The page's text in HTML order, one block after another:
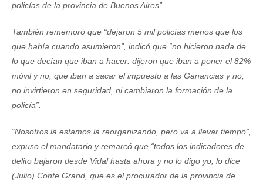
policías de la provincia de Buenos Aires”.
También rememoró que “dejaron 5 mil policías menos que los
que había cuando asumieron”, indicó que “no hicieron nada de
lo que decían que iban a hacer: dijeron que iban a poner el 82%
móvil y no; que iban a sacar el impuesto a las Ganancias y no;
no invirtieron en seguridad, ni cambiaron la formación de la
policía”.
“Nosotros la estamos la reorganizando, pero va a llevar tiempo”,
expuso el mandatario y remarcó que “todos los indicadores de
delito bajaron desde Vidal hasta ahora y no lo digo yo, lo dice
(Julio) Conte Grand, que es el procurador de la provincia de